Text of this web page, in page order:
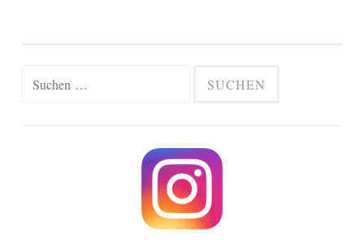
Suchen